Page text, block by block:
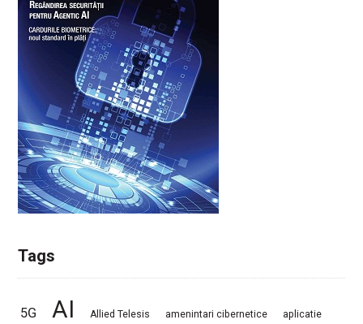
Tags
5G AI Allied Telesis amenintari cibernetice aplicatie